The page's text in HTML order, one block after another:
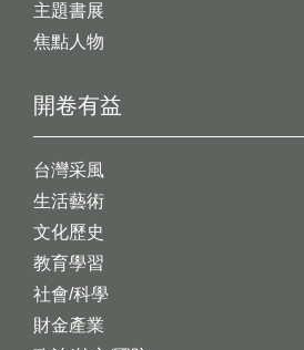
開卷有益
台灣采風
生活藝術
文化歷史
教育學習
社會/科學
財金產業
主題書展
焦點人物